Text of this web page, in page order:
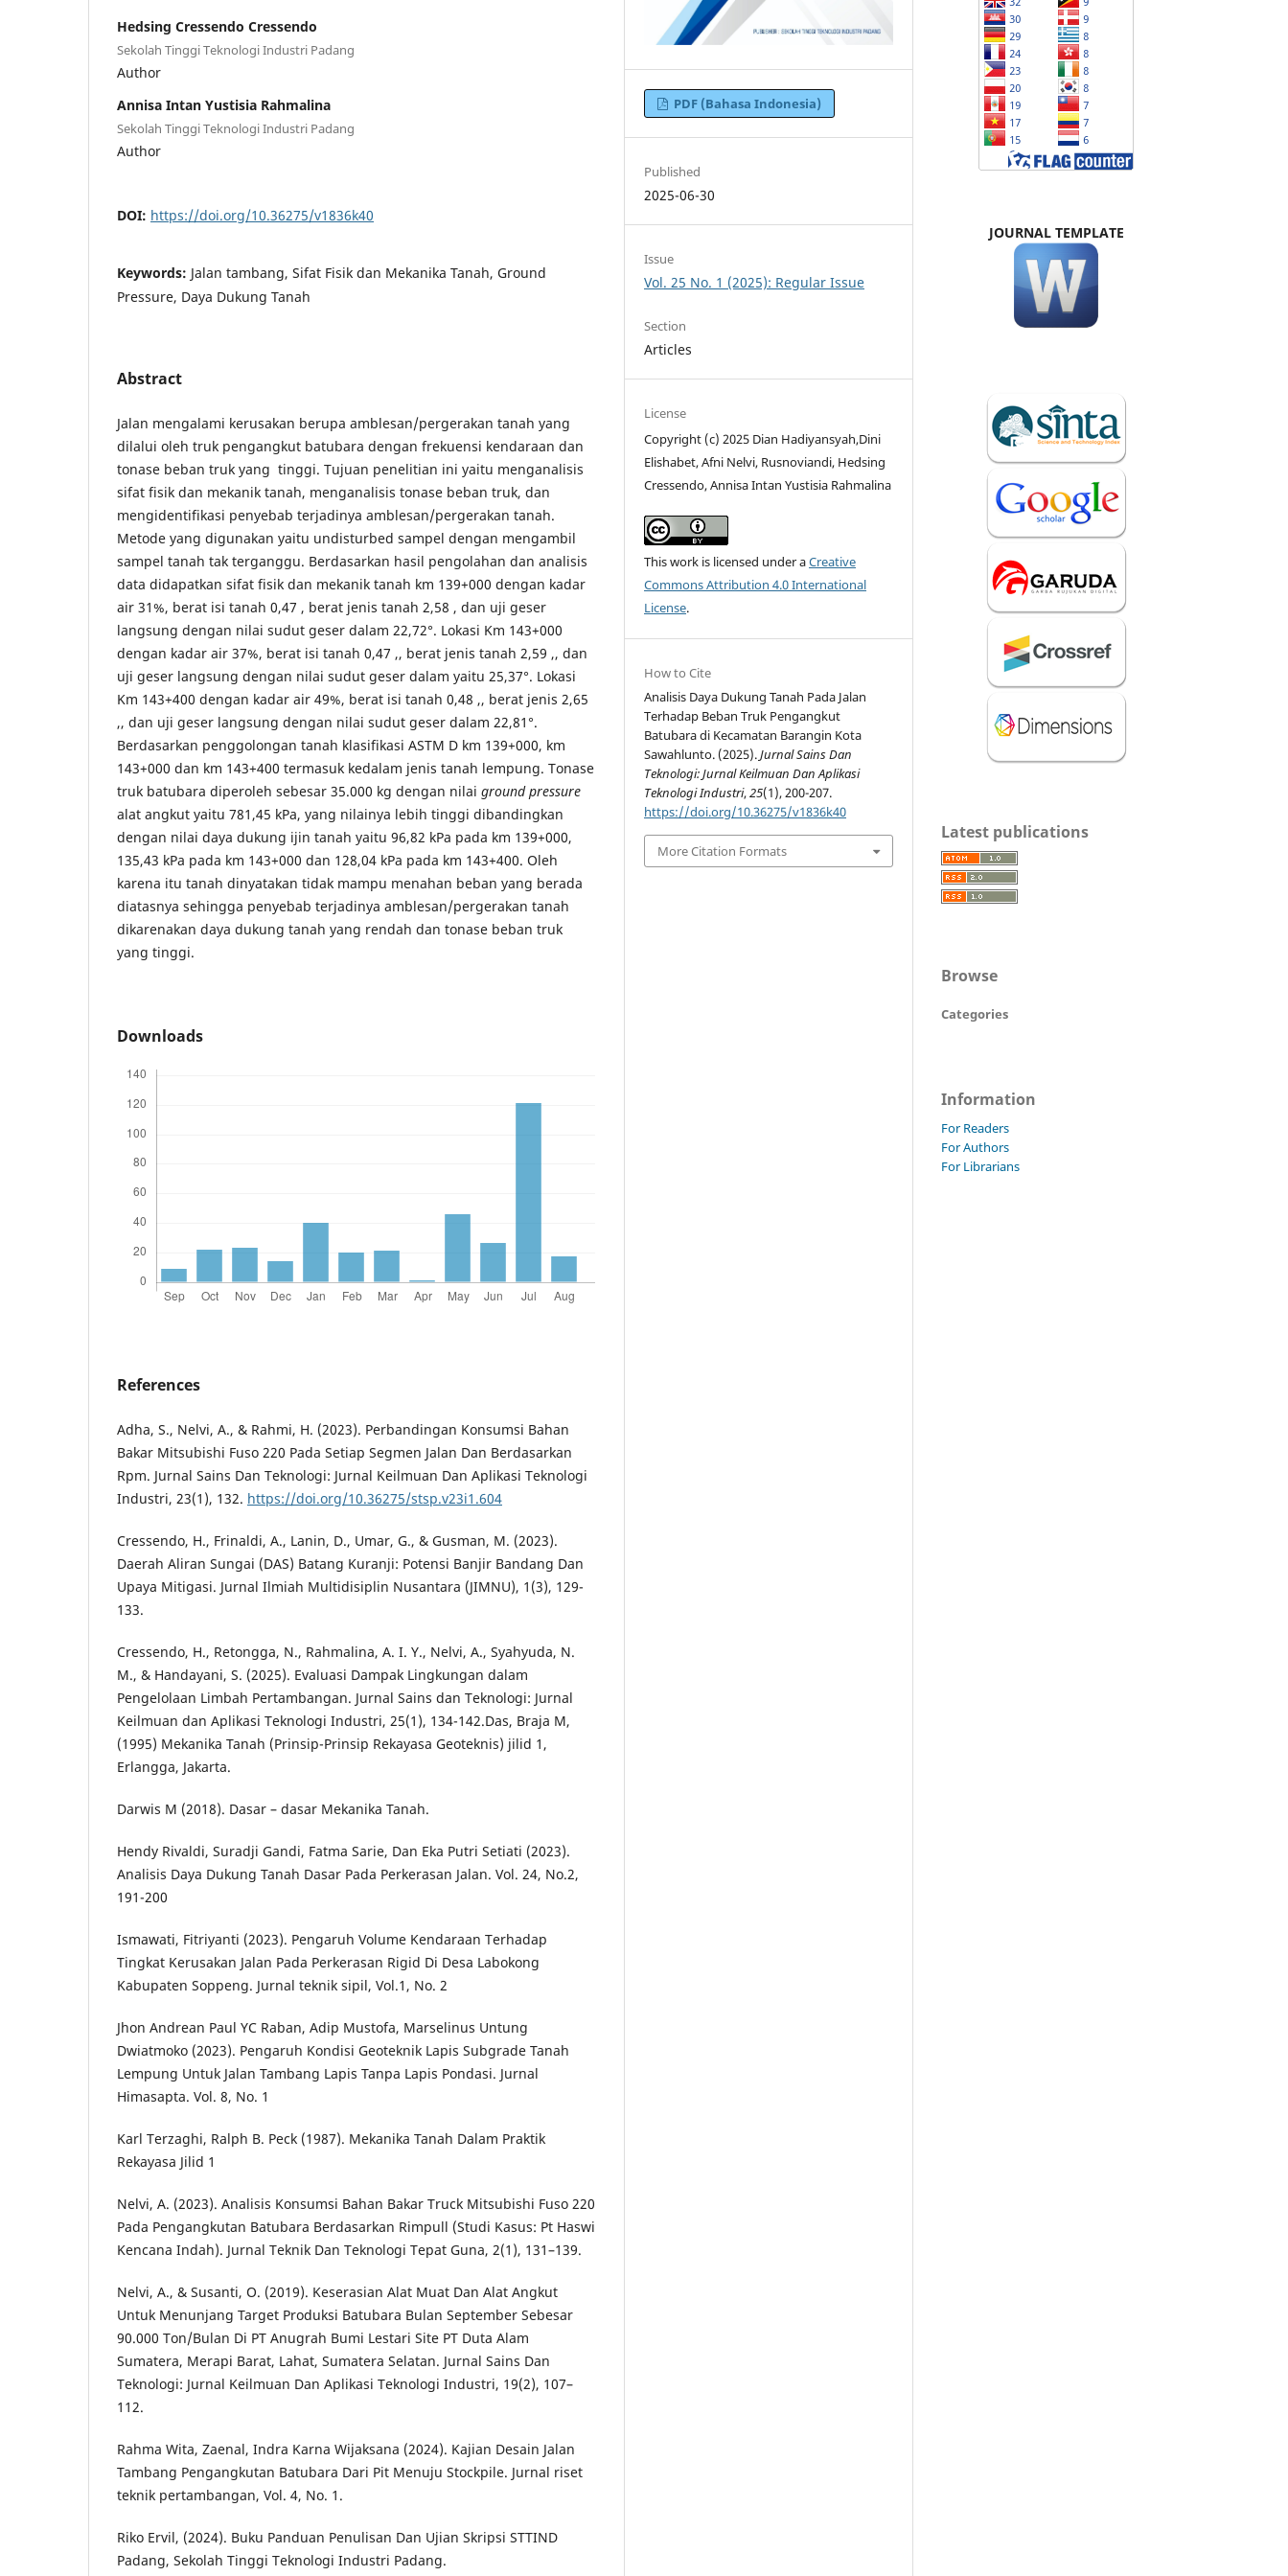
Hedsing Cressendo Cressendo
Sekolah Tinggi Teknologi Industri Padang
Author
Annisa Intan Yustisia Rahmalina
Sekolah Tinggi Teknologi Industri Padang
Author
DOI: https://doi.org/10.36275/v1836k40
Keywords: Jalan tambang, Sifat Fisik dan Mekanika Tanah, Ground
Pressure, Daya Dukung Tanah
Abstract
Jalan mengalami kerusakan berupa amblesan/pergerakan tanah yang
dilalui oleh truk pengangkut batubara dengan frekuensi kendaraan dan
tonase beban truk yang tinggi. Tujuan penelitian ini yaitu menganalisis
sifat fisik dan mekanik tanah, menganalisis tonase beban truk, dan
mengidentifikasi penyebab terjadinya amblesan/pergerakan tanah.
Metode yang digunakan yaitu undisturbed sampel dengan mengambil
sampel tanah tak terganggu. Berdasarkan hasil pengolahan dan analisis
data didapatkan sifat fisik dan mekanik tanah km 139+000 dengan kadar
air 31%, berat isi tanah 0,47 , berat jenis tanah 2,58 , dan uji geser
langsung dengan nilai sudut geser dalam 22,72°. Lokasi Km 143+000
dengan kadar air 37%, berat isi tanah 0,47 ,, berat jenis tanah 2,59 ,, dan
uji geser langsung dengan nilai sudut geser dalam yaitu 25,37°. Lokasi
Km 143+400 dengan kadar air 49%, berat isi tanah 0,48 ,, berat jenis 2,65
,, dan uji geser langsung dengan nilai sudut geser dalam 22,81°.
Berdasarkan penggolongan tanah klasifikasi ASTM D km 139+000, km
143+000 dan km 143+400 termasuk kedalam jenis tanah lempung. Tonase
truk batubara diperoleh sebesar 35.000 kg dengan nilai ground pressure
alat angkut yaitu 781,45 kPa, yang nilainya lebih tinggi dibandingkan
dengan nilai daya dukung ijin tanah yaitu 96,82 kPa pada km 139+000,
135,43 kPa pada km 143+000 dan 128,04 kPa pada km 143+400. Oleh
karena itu tanah dinyatakan tidak mampu menahan beban yang berada
diatasnya sehingga penyebab terjadinya amblesan/pergerakan tanah
dikarenakan daya dukung tanah yang rendah dan tonase beban truk
yang tinggi.
Downloads
References
Adha, S., Nelvi, A., & Rahmi, H. (2023). Perbandingan Konsumsi Bahan
Bakar Mitsubishi Fuso 220 Pada Setiap Segmen Jalan Dan Berdasarkan
Rpm. Jurnal Sains Dan Teknologi: Jurnal Keilmuan Dan Aplikasi Teknologi
Industri, 23(1), 132. https://doi.org/10.36275/stsp.v23i1.604
Cressendo, H., Frinaldi, A., Lanin, D., Umar, G., & Gusman, M. (2023).
Daerah Aliran Sungai (DAS) Batang Kuranji: Potensi Banjir Bandang Dan
Upaya Mitigasi. Jurnal Ilmiah Multidisiplin Nusantara (JIMNU), 1(3), 129-
133.
Cressendo, H., Retongga, N., Rahmalina, A. I. Y., Nelvi, A., Syahyuda, N.
M., & Handayani, S. (2025). Evaluasi Dampak Lingkungan dalam
Pengelolaan Limbah Pertambangan. Jurnal Sains dan Teknologi: Jurnal
Keilmuan dan Aplikasi Teknologi Industri, 25(1), 134-142.Das, Braja M,
(1995) Mekanika Tanah (Prinsip-Prinsip Rekayasa Geoteknis) jilid 1,
Erlangga, Jakarta.
Darwis M (2018). Dasar – dasar Mekanika Tanah.
Hendy Rivaldi, Suradji Gandi, Fatma Sarie, Dan Eka Putri Setiati (2023).
Analisis Daya Dukung Tanah Dasar Pada Perkerasan Jalan. Vol. 24, No.2,
191-200
Ismawati, Fitriyanti (2023). Pengaruh Volume Kendaraan Terhadap
Tingkat Kerusakan Jalan Pada Perkerasan Rigid Di Desa Labokong
Kabupaten Soppeng. Jurnal teknik sipil, Vol.1, No. 2
Jhon Andrean Paul YC Raban, Adip Mustofa, Marselinus Untung
Dwiatmoko (2023). Pengaruh Kondisi Geoteknik Lapis Subgrade Tanah
Lempung Untuk Jalan Tambang Lapis Tanpa Lapis Pondasi. Jurnal
Himasapta. Vol. 8, No. 1
Karl Terzaghi, Ralph B. Peck (1987). Mekanika Tanah Dalam Praktik
Rekayasa Jilid 1
Nelvi, A. (2023). Analisis Konsumsi Bahan Bakar Truck Mitsubishi Fuso 220
Pada Pengangkutan Batubara Berdasarkan Rimpull (Studi Kasus: Pt Haswi
Kencana Indah). Jurnal Teknik Dan Teknologi Tepat Guna, 2(1), 131–139.
Nelvi, A., & Susanti, O. (2019). Keserasian Alat Muat Dan Alat Angkut
Untuk Menunjang Target Produksi Batubara Bulan September Sebesar
90.000 Ton/Bulan Di PT Anugrah Bumi Lestari Site PT Duta Alam
Sumatera, Merapi Barat, Lahat, Sumatera Selatan. Jurnal Sains Dan
Teknologi: Jurnal Keilmuan Dan Aplikasi Teknologi Industri, 19(2), 107–
112.
Rahma Wita, Zaenal, Indra Karna Wijaksana (2024). Kajian Desain Jalan
Tambang Pengangkutan Batubara Dari Pit Menuju Stockpile. Jurnal riset
teknik pertambangan, Vol. 4, No. 1.
Riko Ervil, (2024). Buku Panduan Penulisan Dan Ujian Skripsi STTIND
Padang, Sekolah Tinggi Teknologi Industri Padang.
PDF (Bahasa Indonesia)
Published
2025-06-30
Issue
Vol. 25 No. 1 (2025): Regular Issue
Section
Articles
License
Copyright (c) 2025 Dian Hadiyansyah,Dini
Elishabet, Afni Nelvi, Rusnoviandi, Hedsing
Cressendo, Annisa Intan Yustisia Rahmalina
This work is licensed under aCreative
Commons Attribution 4.0 International
License.
How to Cite
Analisis Daya Dukung Tanah Pada Jalan
Terhadap Beban Truk Pengangkut
Batubara di Kecamatan Barangin Kota
Sawahlunto. (2025).Jurnal Sains Dan
Teknologi: Jurnal Keilmuan Dan Aplikasi
Teknologi Industri,25(1), 200-207.
https://doi.org/10.36275/v1836k40
More Citation Formats
JOURNAL TEMPLATE
Latest publications
Browse
Categories
Information
For Readers
For Authors
For Librarians